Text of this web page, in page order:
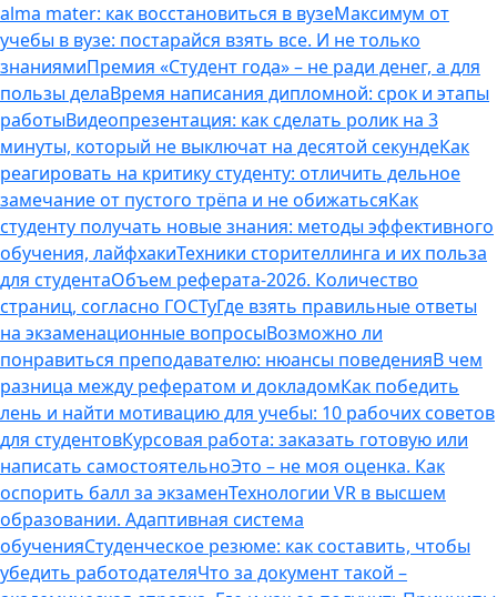
alma mater: как восстановиться в вузеМаксимум от
учебы в вузе: постарайся взять все. И не только
знаниямиПремия «Студент года» – не ради денег, а для
пользы делаВремя написания дипломной: срок и этапы
работыВидеопрезентация: как сделать ролик на 3
минуты, который не выключат на десятой секундеКак
реагировать на критику студенту: отличить дельное
замечание от пустого трёпа и не обижатьсяКак
студенту получать новые знания: методы эффективного
обучения, лайфхакиТехники сторителлинга и их польза
для студентаОбъем реферата-2026. Количество
страниц, согласно ГОСТуГде взять правильные ответы
на экзаменационные вопросыВозможно ли
понравиться преподавателю: нюансы поведенияВ чем
разница между рефератом и докладомКак победить
лень и найти мотивацию для учебы: 10 рабочих советов
для студентовКурсовая работа: заказать готовую или
написать самостоятельноЭто – не моя оценка. Как
оспорить балл за экзаменТехнологии VR в высшем
образовании. Адаптивная система
обученияСтуденческое резюме: как составить, чтобы
убедить работодателяЧто за документ такой –